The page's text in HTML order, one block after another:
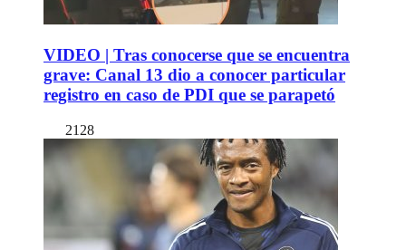
VIDEO | Tras conocerse que se encuentra
grave: Canal 13 dio a conocer particular
registro en caso de PDI que se parapetó
2128